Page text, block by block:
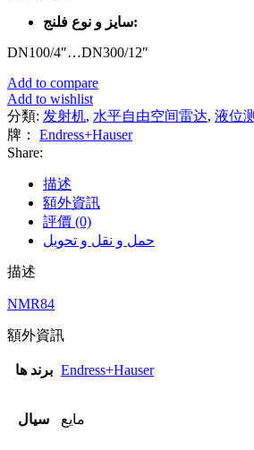
سایز و نوع فلنج:
DN100/4″…DN300/12″
Add to compare
Add to wishlist
分類: 发射机, 水平自由空间雷达, 液位
牌： Endress+Hauser
Share:
描述
額外資訊
評價 (0)
حمل و نقل و تحویل
描述
NMR84
額外資訊
برند ها Endress+Hauser
سیال مایع